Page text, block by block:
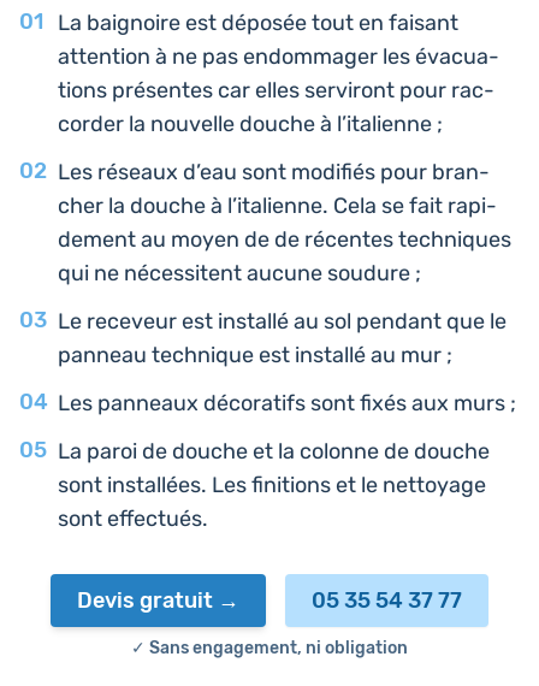
La bai­gnoire est déposée tout en faisant
atten­tion à ne pas endom­ma­ger les éva­cua­
tions pré­sentes car elles ser­vi­ront pour rac­
cor­der la nou­velle douche à l’italienne ;
Les réseaux d’eau sont modi­fiés pour bran­
cher la douche à l’i­ta­lienne. Cela se fait rapi­
de­ment au moyen de de récentes tech­niques
qui ne néces­sitent aucune soudure ;
Le rece­veur est ins­tal­lé au sol pendant que le
panneau tech­nique est ins­tal­lé au mur ;
Les pan­neaux déco­ra­tifs sont fixés aux murs ;
La paroi de douche et la colonne de douche
sont ins­tal­lées. Les fini­tions et le net­toyage
sont effectués.
Devis gratuit 05 35 54 37 77
✓ Sans engagement, ni obligation